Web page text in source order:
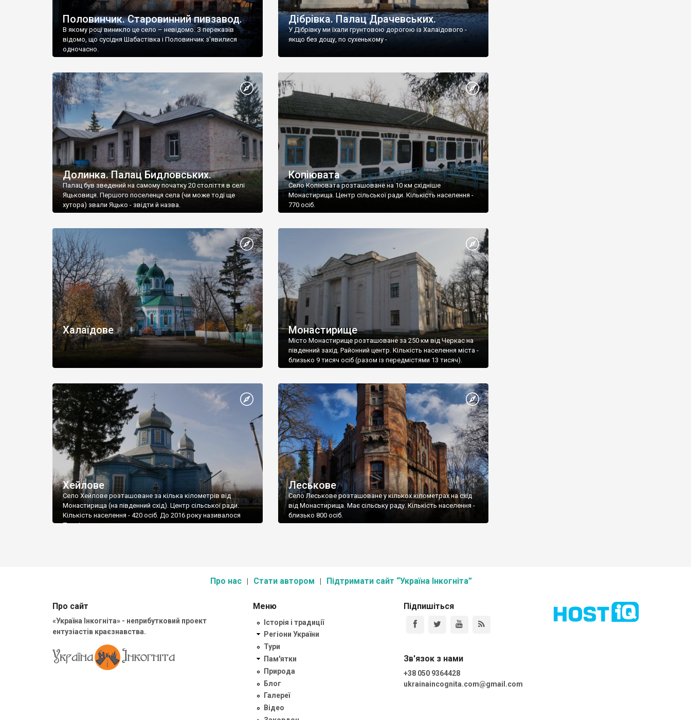
Половинчик. Старовинний пивзавод.
В якому році виникло це село – невідомо. З переказів
відомо, що сусідня Шабастівка і Половинчик з'явилися
одночасно.
Дібрівка. Палац Драчевських.
У Дібрівку ми їхали грунтовою дорогою із Халаїдового -
якщо без дощу, по сухенькому -
Долинка. Палац Бидловських.
Палац був зведений на самому початку 20 століття в селі
Яцьковиця. Першого поселенця села (чи може тоді ще
хутора) звали Яцько - звідти й назва.
Копіювата
Село Копіювата розташоване на 10 км східніше
Монастирища. Центр сільської ради. Кількість населення -
770 осіб.
Халаїдове Монастирище
Місто Монастирище розташоване за 250 км від Черкас на
південний захід. Районний центр. Кількість населення міста -
близько 9 тисяч осіб (разом із передмістями 13 тисяч).
Хейлове
Село Хейлове розташоване за кілька кілометрів від
Монастирища (на південний схід). Центр сільської ради.
Кількість населення - 420 осіб. До 2016 року називалося
Петрівка.
Леськове
Село Леськове розташоване у кількох кілометрах на схід
від Монастирища. Має сільську раду. Кількість населення -
близько 800 осіб.
Про нас Стати автором Підтримати сайт “Україна Інкогніта”
Про сайт
«Україна Інкогніта» - неприбутковий проект
ентузіастів краєзнавства.
Меню
Історія і традиції
Регіони України
Тури
Пам'ятки
Природа
Блог
Галереї
Відео
Підпишіться
Зв'язок з нами
+38 050 9364428
ukrainaincognita.com@gmail.com